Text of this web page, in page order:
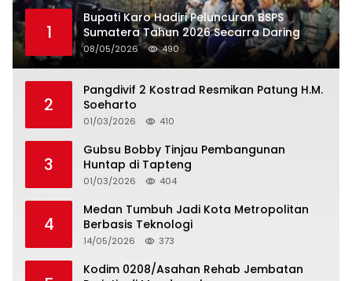
1
Bupati Karo Hadiri Peluncuran BSPS
Sumatera Tahun 2026 Secarra Daring
08/05/2026 490
2
Pangdivif 2 Kostrad Resmikan Patung H.M.
Soeharto
01/03/2026 410
3
Gubsu Bobby Tinjau Pembangunan
Huntap di Tapteng
01/03/2026 404
4
Medan Tumbuh Jadi Kota Metropolitan
Berbasis Teknologi
14/05/2026 373
Kodim 0208/Asahan Rehab Jembatan